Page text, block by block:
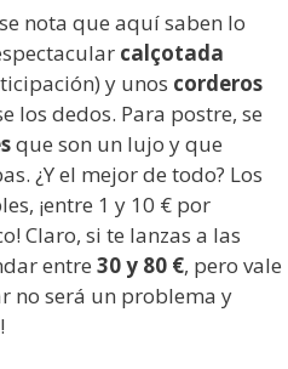
nota que aquí saben lo
calçotada
y unos corderos
los dedos. Para postre, se
que son un lujo y que
¿Y el mejor de todo? Los
¡entre 1 y 10 € por
Claro, si te lanzas a las
entre 30 y 80 €, pero vale
no será un problema y